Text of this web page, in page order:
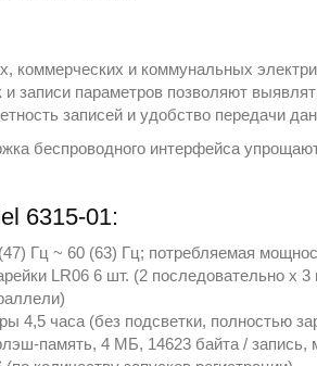
и коммунальных
записи параметров позволяют
записей и удобство передачи
беспроводного интерфейса
6315-01:
Гц ~ 60 (63) Гц; потребляемая
LR06 6 шт. (2 последовательно x
4,5 часа (без подсветки, полностью
память, 4 МБ, 14623 байта / запись,